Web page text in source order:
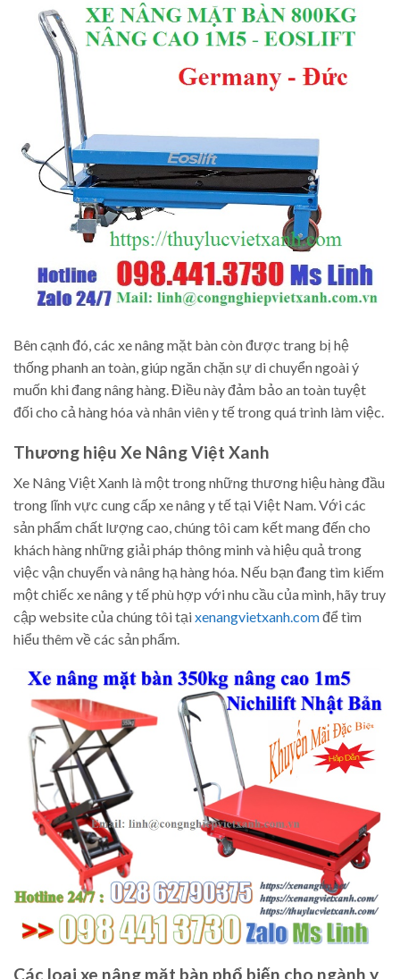
Bên cạnh đó, các xe nâng mặt bàn còn được trang bị hệ
thống phanh an toàn, giúp ngăn chặn sự di chuyển ngoài ý
muốn khi đang nâng hàng. Điều này đảm bảo an toàn tuyệt
đối cho cả hàng hóa và nhân viên y tế trong quá trình làm việc.
Thương hiệu Xe Nâng Việt Xanh
Xe Nâng Việt Xanh là một trong những thương hiệu hàng đầu
trong lĩnh vực cung cấp xe nâng y tế tại Việt Nam. Với các
sản phẩm chất lượng cao, chúng tôi cam kết mang đến cho
khách hàng những giải pháp thông minh và hiệu quả trong
việc vận chuyển và nâng hạ hàng hóa. Nếu bạn đang tìm kiếm
một chiếc xe nâng y tế phù hợp với nhu cầu của mình, hãy truy
cập website của chúng tôi tạixenangvietxanh.comđể tìm
hiểu thêm về các sản phẩm.
Các loại xe nâng mặt bàn phổ biến cho ngành y